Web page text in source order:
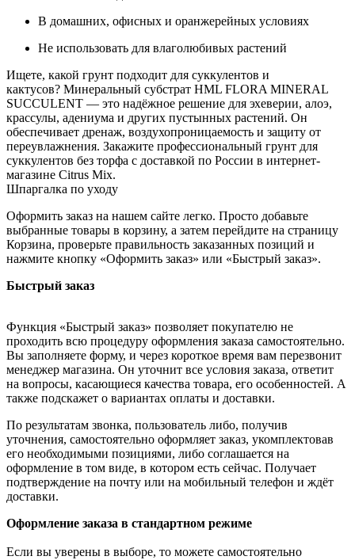
В домашних, офисных и оранжерейных условиях
Не использовать для влаголюбивых растений
Ищете, какой грунт подходит для суккулентов и
кактусов? Минеральный субстрат HML FLORA MINERAL
SUCCULENT — это надёжное решение для эхеверии, алоэ,
крассулы, адениума и других пустынных растений. Он
обеспечивает дренаж, воздухопроницаемость и защиту от
переувлажнения. Закажите профессиональный грунт для
суккулентов без торфа с доставкой по России в интернет-
магазине Citrus Mix.
Шпаргалка по уходу
Оформить заказ на нашем сайте легко. Просто добавьте
выбранные товары в корзину, а затем перейдите на страницу
Корзина, проверьте правильность заказанных позиций и
нажмите кнопку «Оформить заказ» или «Быстрый заказ».
Быстрый заказ
Функция «Быстрый заказ» позволяет покупателю не
проходить всю процедуру оформления заказа самостоятельно.
Вы заполняете форму, и через короткое время вам перезвонит
менеджер магазина. Он уточнит все условия заказа, ответит
на вопросы, касающиеся качества товара, его особенностей. А
также подскажет о вариантах оплаты и доставки.
По результатам звонка, пользователь либо, получив
уточнения, самостоятельно оформляет заказ, укомплектовав
его необходимыми позициями, либо соглашается на
оформление в том виде, в котором есть сейчас. Получает
подтверждение на почту или на мобильный телефон и ждёт
доставки.
Оформление заказа в стандартном режиме
Если вы уверены в выборе, то можете самостоятельно